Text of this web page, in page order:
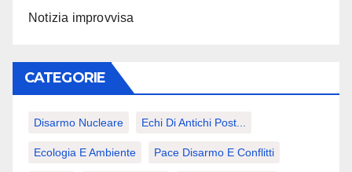
Notizia improvvisa
CATEGORIE
Disarmo Nucleare Echi Di Antichi Post...
Ecologia E Ambiente Pace Disarmo E Conflitti